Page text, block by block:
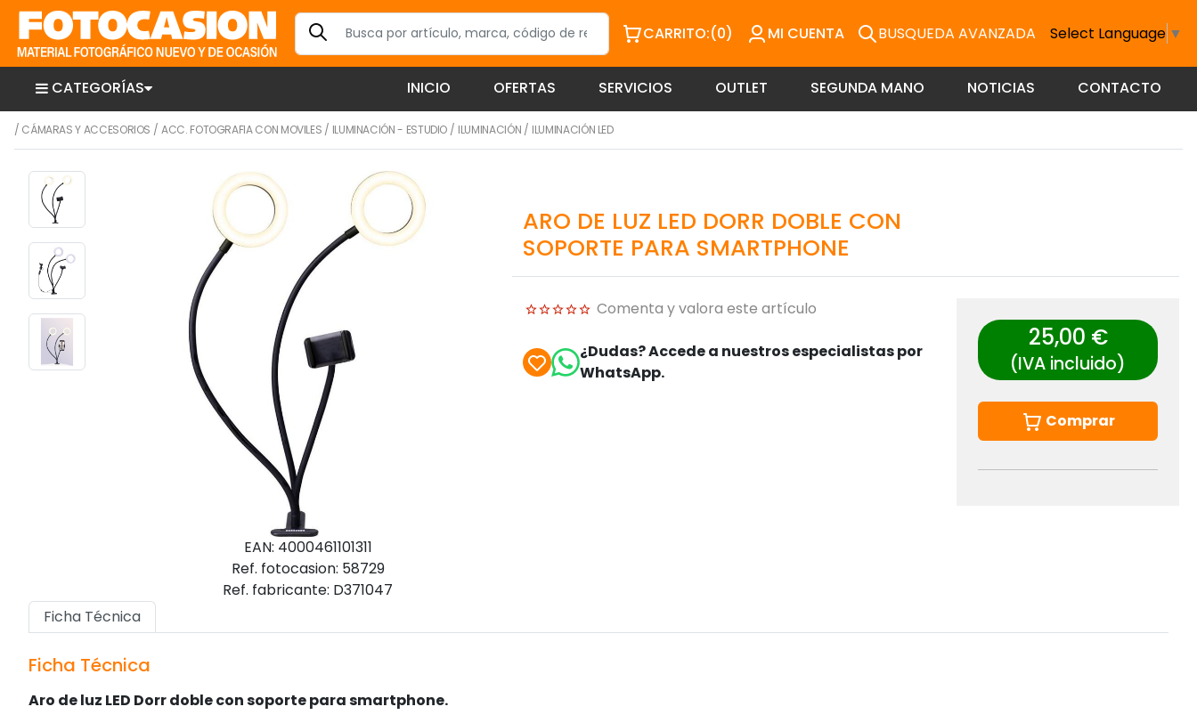
CARRITO:(0) MI CUENTA BUSQUEDA AVANZADA Select Language ▼
CATEGORÍAS INICIO OFERTAS SERVICIOS OUTLET SEGUNDA MANO NOTICIAS CONTACTO
/ CÁMARAS Y ACCESORIOS /ACC. FOTOGRAFIA CON MOVILES / ILUMINACIÓN - ESTUDIO / ILUMINACIÓN / ILUMINACIÓN LED
EAN: 4000461101311
Ref. fotocasion: 58729
Ref. fabricante: D371047
ARO DE LUZ LED DORR DOBLE CON
SOPORTE PARA SMARTPHONE
Comenta y valora este artículo
¿Dudas? Accede a nuestros especialistas por
WhatsApp.
25,00 €
(IVA incluido)
Comprar
Ficha Técnica
Ficha Técnica
Aro de luz LED Dorr doble con soporte para smartphone.